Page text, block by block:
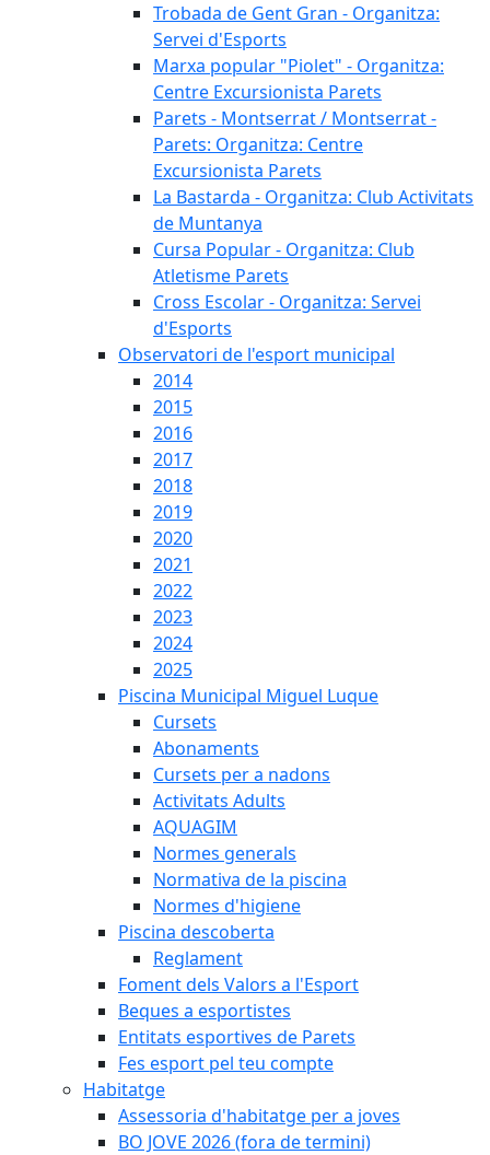
Trobada de Gent Gran - Organitza:
Servei d'Esports
Marxa popular "Piolet" - Organitza:
Centre Excursionista Parets
Parets - Montserrat / Montserrat -
Parets: Organitza: Centre
Excursionista Parets
La Bastarda - Organitza: Club Activitats
de Muntanya
Cursa Popular - Organitza: Club
Atletisme Parets
Cross Escolar - Organitza: Servei
d'Esports
Observatori de l'esport municipal
2014
2015
2016
2017
2018
2019
2020
2021
2022
2023
2024
2025
Piscina Municipal Miguel Luque
Cursets
Abonaments
Cursets per a nadons
Activitats Adults
AQUAGIM
Normes generals
Normativa de la piscina
Normes d'higiene
Piscina descoberta
Reglament
Foment dels Valors a l'Esport
Beques a esportistes
Entitats esportives de Parets
Fes esport pel teu compte
Habitatge
Assessoria d'habitatge per a joves
BO JOVE 2026 (fora de termini)